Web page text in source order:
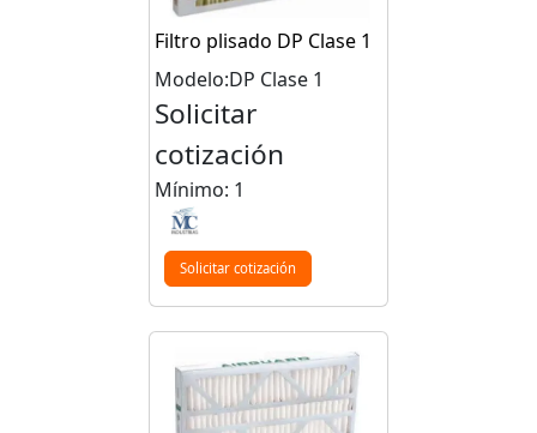
Filtro plisado DP Clase 1
Modelo:DP Clase 1
Solicitar
cotización
Mínimo: 1
Solicitar cotización